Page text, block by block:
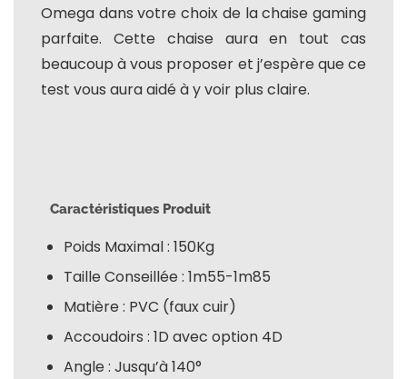
Omega dans votre choix de la chaise gaming
parfaite. Cette chaise aura en tout cas
beaucoup à vous proposer et j’espère que ce
test vous aura aidé à y voir plus claire.
Caractéristiques Produit
Poids Maximal : 150Kg
Taille Conseillée : 1m55-1m85
Matière : PVC (faux cuir)
Accoudoirs : 1D avec option 4D
Angle : Jusqu’à 140°